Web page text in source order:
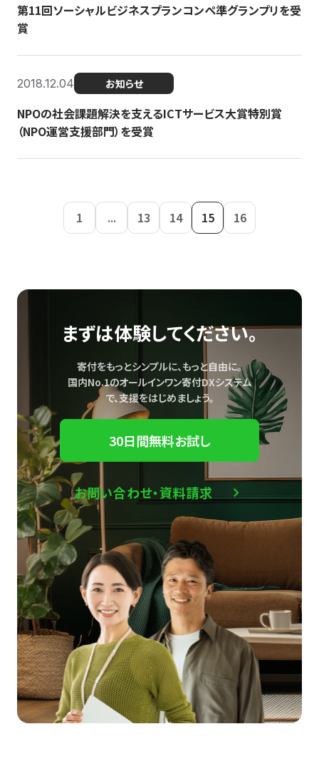
第11回ソーシャルビジネスプランコンペ準グランプリを受
賞
2018.12.04 お知らせ
NPOの社会課題解決を支えるICTサービス大賞特別賞
（NPO運営支援部門）を受賞
1 ... 13 14 15 16
まずは体験してください。
寄付をもっとシンプルに、もっと自由に。
国内No.1のオールインワン寄付DXシステム
で、支援をはじめましょう。
30日間無料お試し
お問い合わせ・資料請求